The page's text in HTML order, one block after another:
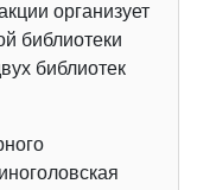
организует
библиотеки
библиотек